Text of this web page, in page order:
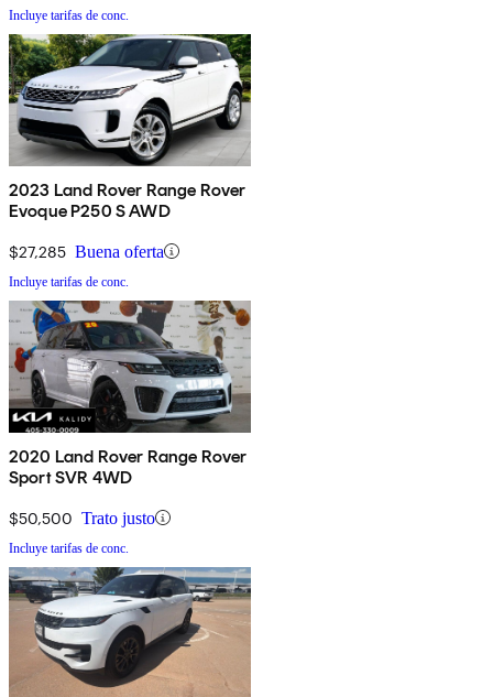
Incluye tarifas de conc.
2023 Land Rover Range Rover
Evoque P250 S AWD
$27,285 Buena oferta
Incluye tarifas de conc.
2020 Land Rover Range Rover
Sport SVR 4WD
$50,500 Trato justo
Incluye tarifas de conc.